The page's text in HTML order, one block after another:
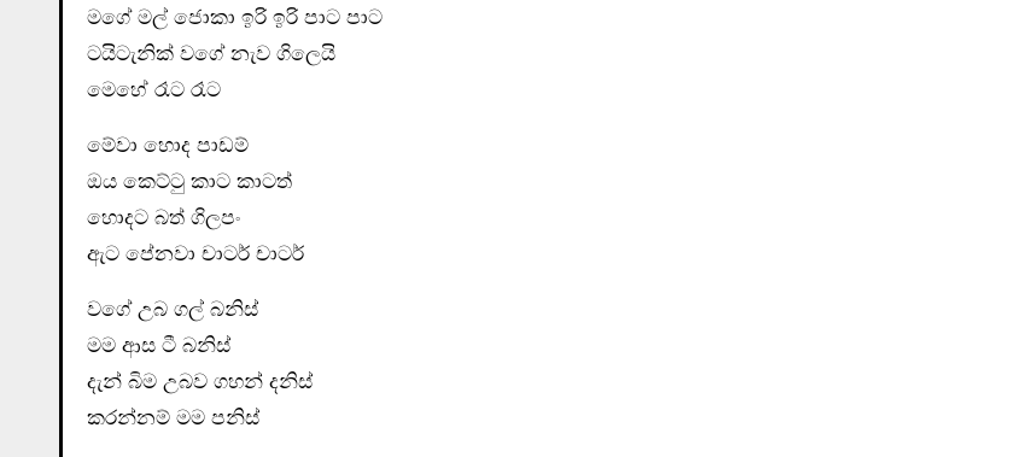
මගේ මල් ජොකා ඉරි ඉරි පාට පාට
ටයිටැනික් වගේ නැව ගිලෙයි
මෙහේ රෑට රෑට
මේවා හොද පාඩම්
ඔය කෙට්ටු කාට කාටත්
හොදට බත් ගිලපං
ඇට පේනවා චාටර් චාටර්
වගේ උබ ගල් බනිස්
මම ආස ටී බනිස්
දැන් බිම උබව ගහන් දනිස්
කරන්නම් මම පනිස්